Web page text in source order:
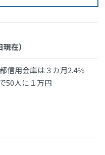
在）
信用金庫は３カ月2.4％
50人に１万円